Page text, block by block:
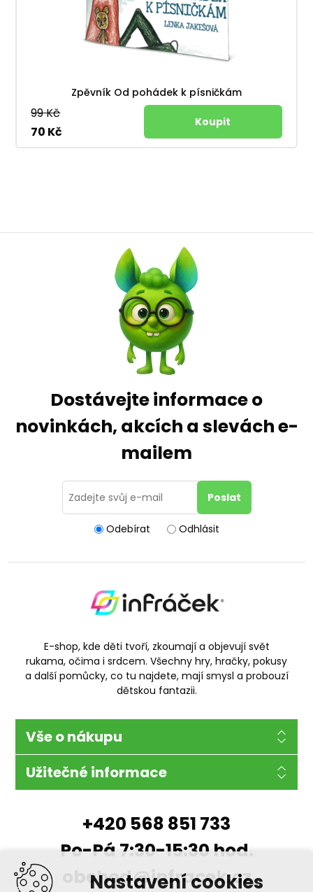
Nastavení cookies
Zpěvník Od pohádek k písničkám
99 Kč
70 Kč
Dostávejte informace o
novinkách, akcích a slevách e-
mailem
Odebírat Odhlásit
E-shop, kde děti tvoří, zkoumají a objevují svět
rukama, očima i srdcem. Všechny hry, hračky, pokusy
a další pomůcky, co tu najdete, mají smysl a probouzí
dětskou fantazii.
Vše o nákupu
Užitečné informace
+420 568 851 733
Po-Pá 7:30-15:30 hod.
obchod@infracek.cz